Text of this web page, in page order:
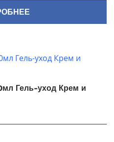
Гель-уход Крем и